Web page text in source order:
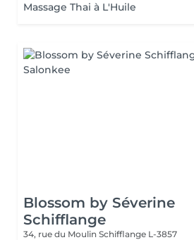
Massage Thai à L'Huile
Blossom by Séverine
Schifflange
34, rue du Moulin Schifflange L-3857